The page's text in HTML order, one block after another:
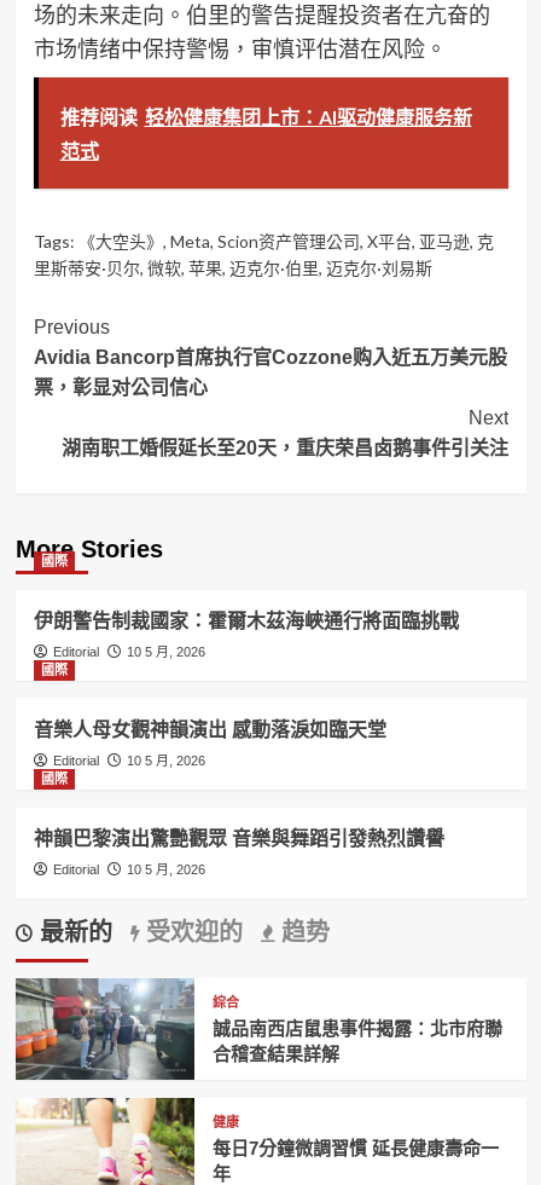
场的未来走向。伯里的警告提醒投资者在亢奋的
市场情绪中保持警惕，审慎评估潜在风险。
推荐阅读 轻松健康集团上市：AI驱动健康服务新
范式
Tags: 《大空头》 , Meta, Scion资产管理公司, X平台, 亚马逊, 克
里斯蒂安·贝尔, 微软, 苹果, 迈克尔·伯里, 迈克尔·刘易斯
Post
Navigation
Previous
Avidia Bancorp首席执行官Cozzone购入近五万美元股
票，彰显对公司信心
Next
湖南职工婚假延长至20天，重庆荣昌卤鹅事件引关注
More Stories
國際
伊朗警告制裁國家：霍爾木茲海峽通行將面臨挑戰
Editorial
10 5 月, 2026
國際
音樂人母女觀神韻演出 感動落淚如臨天堂
Editorial
10 5 月, 2026
國際
神韻巴黎演出驚艷觀眾 音樂與舞蹈引發熱烈讚譽
Editorial 10 5 月, 2026
最新的 受欢迎的 趋势
綜合
誠品南西店鼠患事件揭露：北市府聯
合稽查結果詳解
健康
每日7分鐘微調習慣 延長健康壽命一
年